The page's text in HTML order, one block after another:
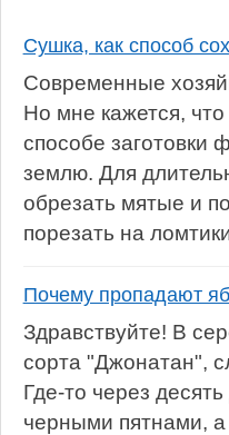
Сушка, как способ
Современные
Но мне кажется,
способе заготовки
землю. Для
обрезать мятые и
порезать на
Почему пропадают
Здравствуйте! В
сорта "Джонатан",
Где-то через
черными пятнами,